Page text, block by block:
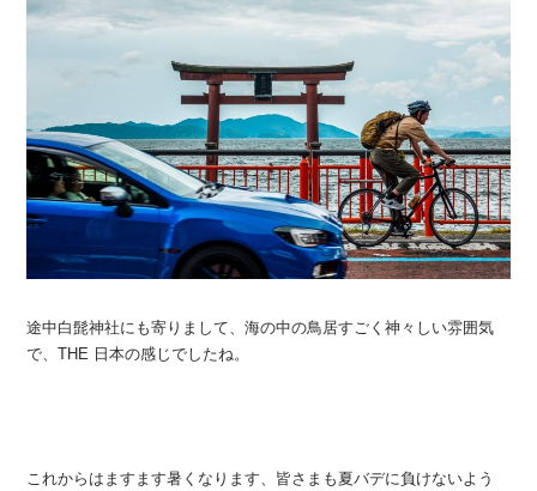
途中白髭神社にも寄りまして、海の中の鳥居すごく神々しい雰囲気
で、THE 日本の感じでしたね。
これからはますます暑くなります、皆さまも夏バデに負けないよう